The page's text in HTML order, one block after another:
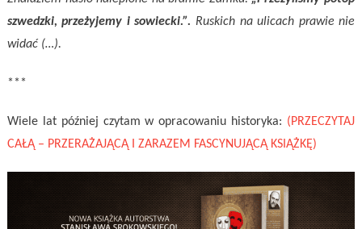
szwedzki, przeżyjemy i sowiecki.”. Ruskich na ulicach prawie nie
widać (…).
***
Wiele lat później czytam w opracowaniu historyka: (PRZECZYTAJ
CAŁĄ – PRZERAŻAJĄCĄ I ZARAZEM FASCYNUJĄCĄ KSIĄŻKĘ)